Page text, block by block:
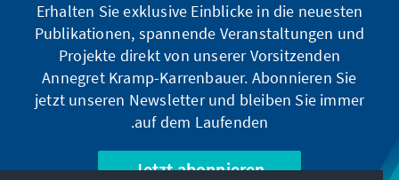
Erhalten Sie exklusive Einblicke in die neuesten
Publikationen, spannende Veranstaltungen und
Projekte direkt von unserer Vorsitzenden
Annegret Kramp-Karrenbauer. Abonnieren Sie
jetzt unseren Newsletter und bleiben Sie immer
auf dem Laufenden.
Jetzt abonnieren